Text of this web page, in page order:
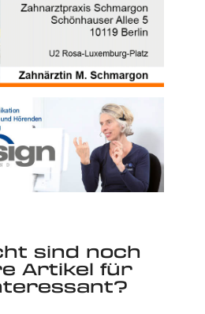
sind noch
Artikel für